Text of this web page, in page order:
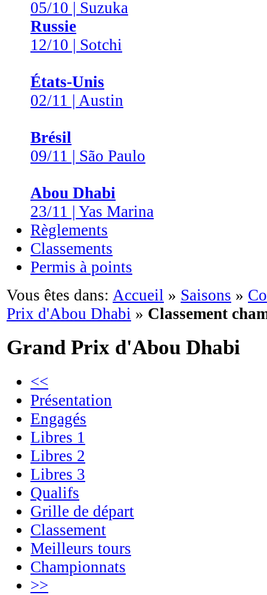
05/10 | Suzuka
Russie
12/10 | Sotchi
États-Unis
02/11 | Austin
Brésil
09/11 | São Paulo
Abou Dhabi
23/11 | Yas Marina
Règlements
Classements
Permis à points
Vous êtes dans: Accueil » Saisons »
Prix d'Abou Dhabi » Classement
Grand Prix d'Abou Dhabi
<<
Présentation
Engagés
Libres 1
Libres 2
Libres 3
Qualifs
Grille de départ
Classement
Meilleurs tours
Championnats
>>